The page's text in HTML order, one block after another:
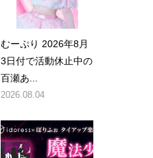
むーぷり 2026年8月
3日付で活動休止中の
百瀬あ...
2026.08.04